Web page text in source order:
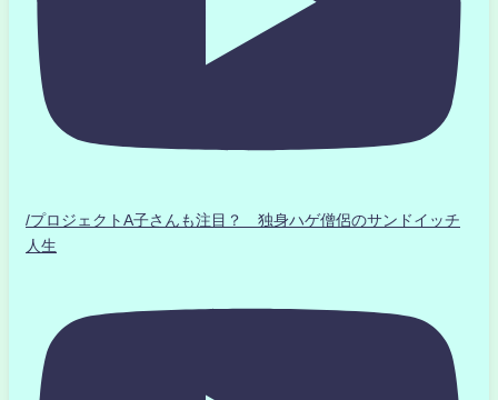
/プロジェクトA子さんも注目？ 独身ハゲ僧侶のサンドイッチ
人生